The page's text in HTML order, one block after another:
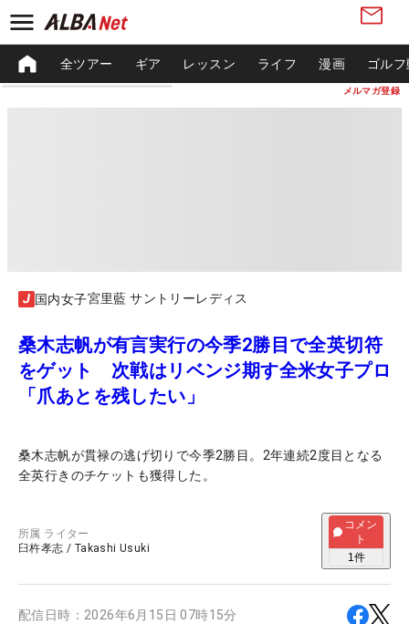
メルマガ登録
全ツアー ギア レッスン ライフ 漫画 ゴル
国内女子宮里藍 サントリーレディス
桑木志帆が有言実行の今季2勝目で全英切符
をゲット 次戦はリベンジ期す全米女子プロ
「爪あとを残したい」
桑木志帆が貫禄の逃げ切りで今季2勝目。2年連続2度目となる
全英行きのチケットも獲得した。
所属 ライター
臼杵孝志 / Takashi Usuki
コメン
ト
1件
配信日時： 2026年6月15日 07時15分